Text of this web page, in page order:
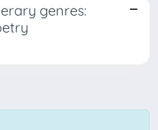
genres: